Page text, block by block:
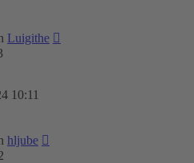
Luigithe
10:11
hljube